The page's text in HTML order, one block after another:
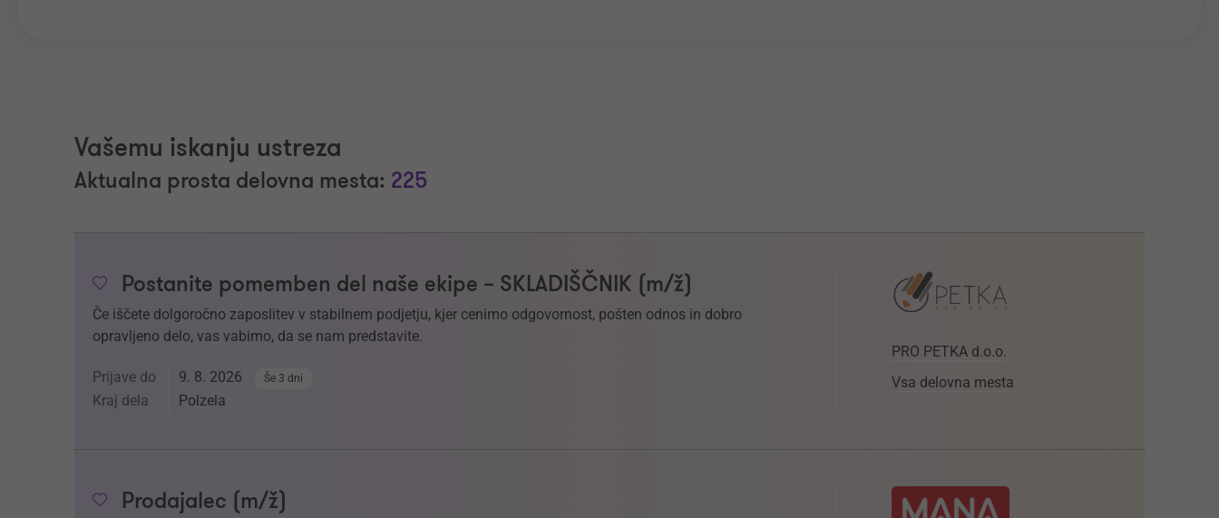
Vašemu iskanju ustreza
Aktualna prosta delovna mesta: 225
Postanite pomemben del naše ekipe – SKLADIŠČNIK (m/ž)
Če iščete dolgoročno zaposlitev v stabilnem podjetju, kjer cenimo odgovornost, pošten odnos in dobro
opravljeno delo, vas vabimo, da se nam predstavite.
Prijave do 9. 8. 2026 Še 3 dni
Kraj dela Polzela
PRO PETKA d.o.o.
Vsa delovna mesta
Prodajalec (m/ž)